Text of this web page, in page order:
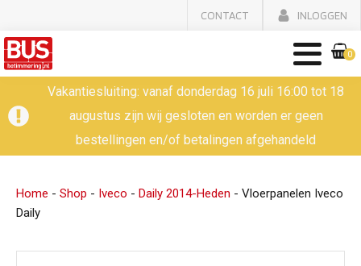
CONTACT INLOGGEN
0
Vakantiesluiting: vanaf donderdag 16 juli 16:00 tot 18
augustus zijn wij gesloten en worden er geen
bestellingen en/of betalingen afgehandeld
Home - Shop - Iveco - Daily 2014-Heden - Vloerpanelen Iveco
Daily